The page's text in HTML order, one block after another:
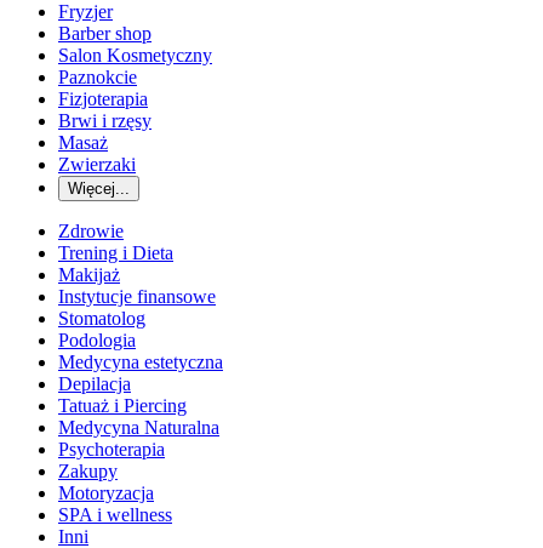
Fryzjer
Barber shop
Salon Kosmetyczny
Paznokcie
Fizjoterapia
Brwi i rzęsy
Masaż
Zwierzaki
Więcej...
Zdrowie
Trening i Dieta
Makijaż
Instytucje finansowe
Stomatolog
Podologia
Medycyna estetyczna
Depilacja
Tatuaż i Piercing
Medycyna Naturalna
Psychoterapia
Zakupy
Motoryzacja
SPA i wellness
Inni